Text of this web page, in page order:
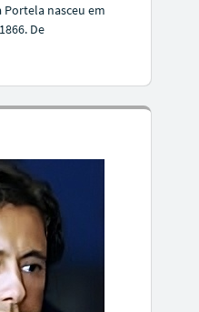
nasceu em
De